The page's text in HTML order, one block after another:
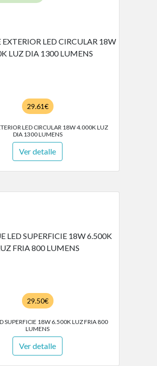
29.61€
LED CIRCULAR 18W 4.000K LUZ
DIA 1300 LUMENS
Ver detalle
29.50€
SUPERFICIE 18W 6.500K LUZ FRIA 800
LUMENS
Ver detalle